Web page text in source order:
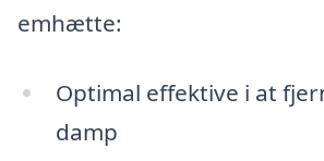
emhætte:
Optimal effektive i at
damp